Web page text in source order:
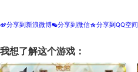
t分享到新浪微博w分享到微信z分享到QQ空间
我想了解这个游戏：